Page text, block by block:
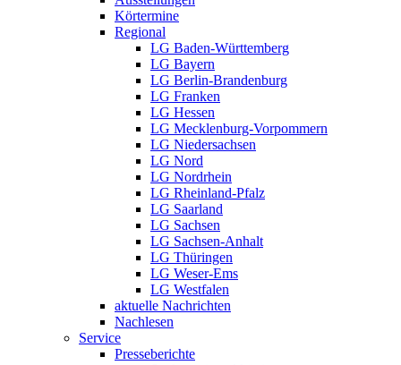
Körtermine
Regional
LG Baden-Württemberg
LG Bayern
LG Berlin-Brandenburg
LG Franken
LG Hessen
LG Mecklenburg-Vorpommern
LG Niedersachsen
LG Nord
LG Nordrhein
LG Rheinland-Pfalz
LG Saarland
LG Sachsen
LG Sachsen-Anhalt
LG Thüringen
LG Weser-Ems
LG Westfalen
aktuelle Nachrichten
Nachlesen
Service
Presseberichte